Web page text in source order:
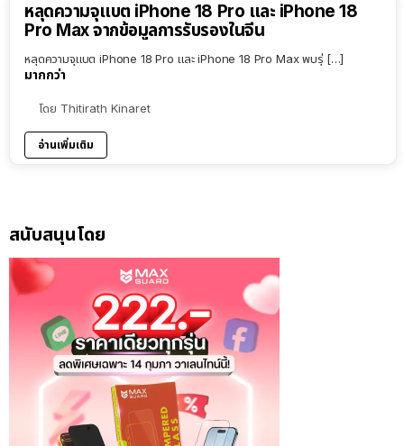
หลุดความจุแบต iPhone 18 Pro และ iPhone 18
Pro Max จากข้อมูลการรับรองในจีน
หลุดความจุแบต iPhone 18 Pro และ iPhone 18 Pro Max พบรุ่ […]
มากกว่า
โดย Thitirath Kinaret
อ่านเพิ่มเติม
สนับสนุนโดย